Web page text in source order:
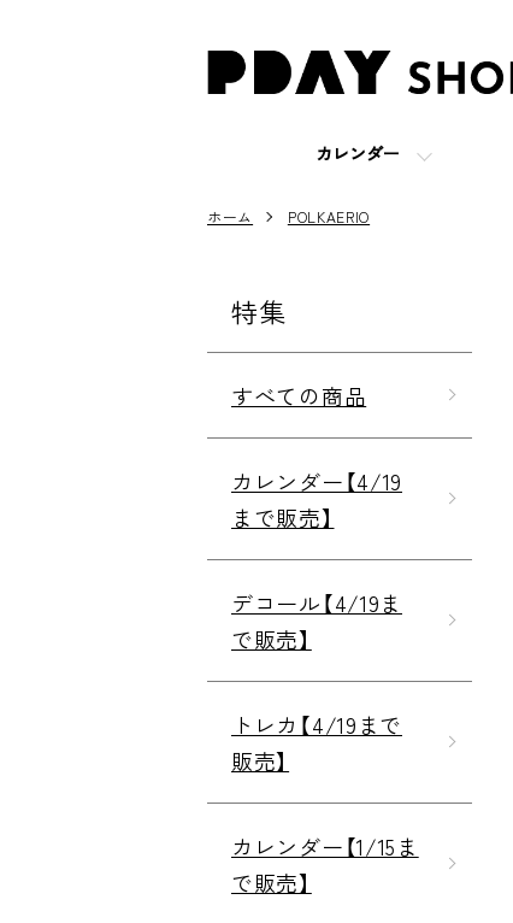
カレンダー
ホーム POLKAERIO
特集
すべての商品
カレンダー【4/19
まで販売】
デコール【4/19ま
で販売】
トレカ【4/19まで
販売】
カレンダー【1/15ま
で販売】